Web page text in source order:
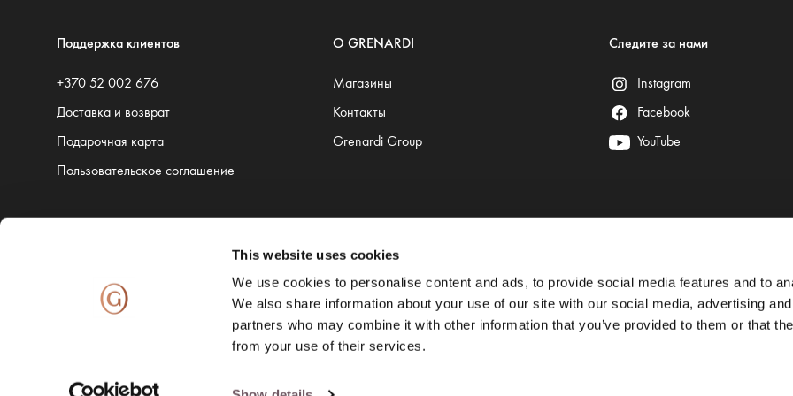
This website uses cookies
We use cookies to personalise content and ads, to provide social media features and to
We also share information about your use of our site with our social media, advertising
partners who may combine it with other information that you’ve provided to them or that
from your use of their services.
Поддержка клиентов
+370 52 002 676
Доставка и возврат
Подарочная карта
Пользовательское соглашение
O GRENARDI
Магазины
Контакты
Grenardi Group
Следите за нами
Instagram
Facebook
YouTube